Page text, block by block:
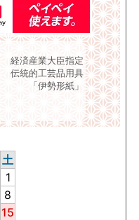
経済産業大臣指定
伝統的工芸品用具
「伊勢形紙」
土
1
8
15